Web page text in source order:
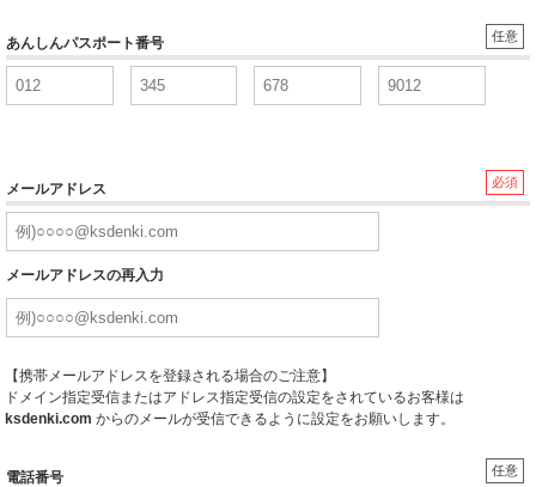
任意
あんしんパスポート番号
必須
メールアドレス
メールアドレスの再入力
【携帯メールアドレスを登録される場合のご注意】
ドメイン指定受信またはアドレス指定受信の設定をされているお客様は
ksdenki.com からのメールが受信できるように設定をお願いします。
任意
電話番号